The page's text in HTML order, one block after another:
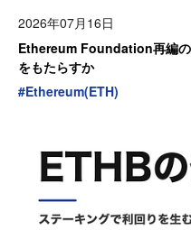
2026年07月16日
Ethereum Foundation再編
をもたらすか
#Ethereum(ETH)